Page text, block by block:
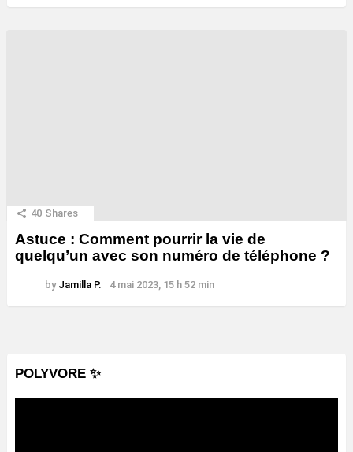
40 Shares
Astuce : Comment pourrir la vie de
quelqu’un avec son numéro de téléphone ?
by Jamilla P. 4 mai 2023, 15 h 52 min
POLYVORE ✨